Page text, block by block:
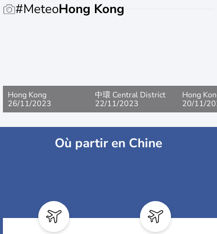
#MeteoHong Kong
Hong Kong
26/11/2023
中環 Central District
22/11/2023
Hong
20/11/
Où partir en Chine